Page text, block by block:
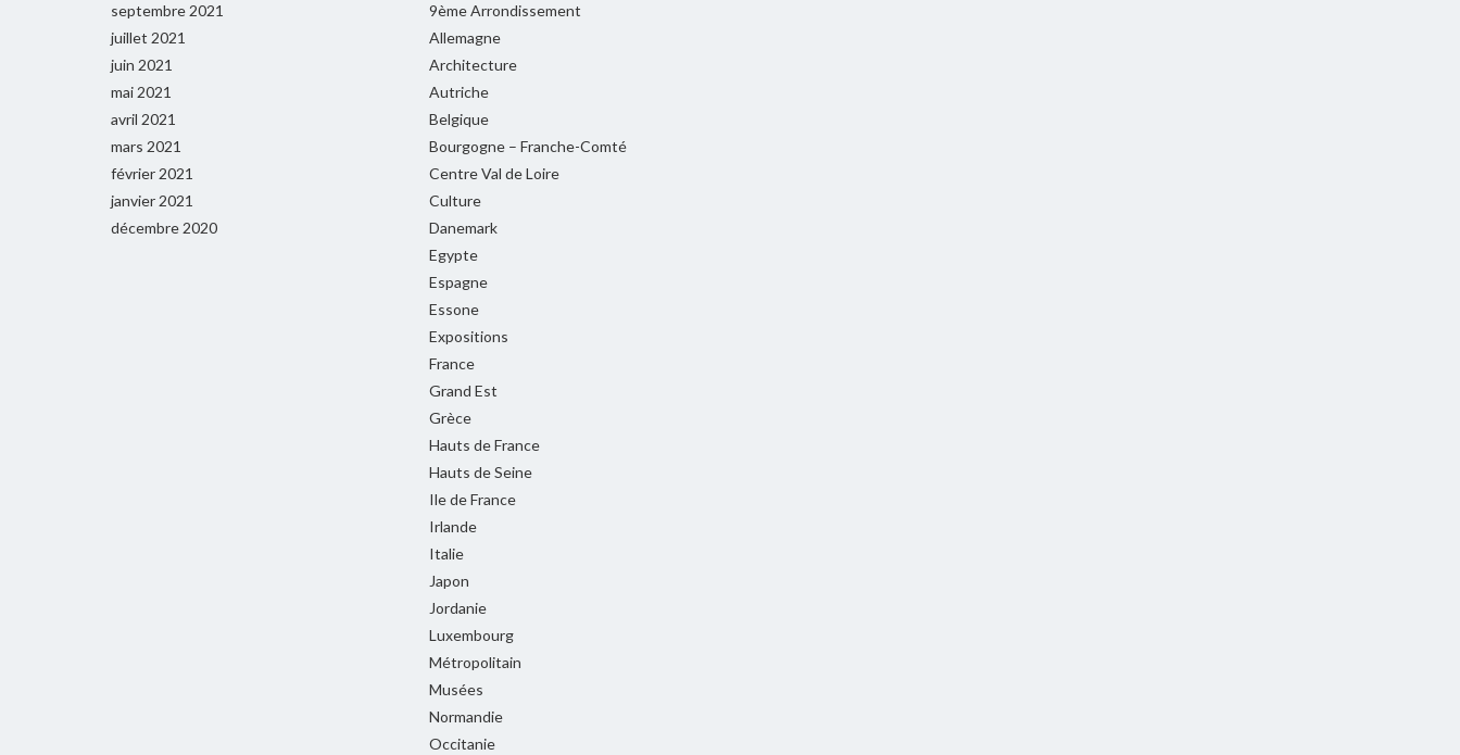
septembre 2021
juillet 2021
juin 2021
mai 2021
avril 2021
mars 2021
février 2021
janvier 2021
décembre 2020
9ème Arrondissement
Allemagne
Architecture
Autriche
Belgique
Bourgogne – Franche-Comté
Centre Val de Loire
Culture
Danemark
Egypte
Espagne
Essone
Expositions
France
Grand Est
Grèce
Hauts de France
Hauts de Seine
Ile de France
Irlande
Italie
Japon
Jordanie
Luxembourg
Métropolitain
Musées
Normandie
Occitanie